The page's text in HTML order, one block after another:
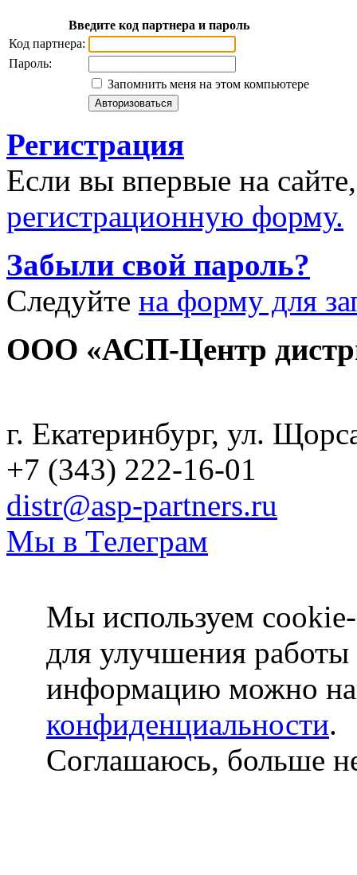
Введите код партнера и пароль
Код партнера:
Пароль:
Запомнить меня на этом компьютере
Регистрация
Если вы впервые на
регистрационную форму.
Забыли свой пароль?
Следуйте на форму для
ООО «АСП-Центр
г. Екатеринбург, ул.
+7 (343) 222-16-01
distr@asp-partners.ru
Мы в Телеграм
Мы используем
для улучшения
информацию можно
конфиденциальности.
Соглашаюсь, больше